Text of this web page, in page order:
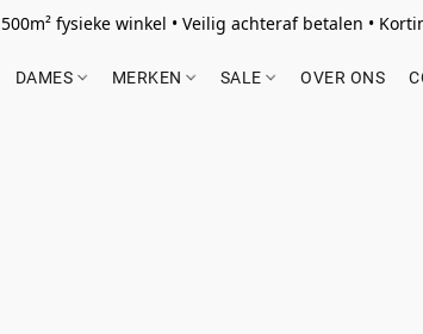
500m² fysieke winkel • Veilig achteraf betalen •
DAMES MERKEN SALE OVER ONS